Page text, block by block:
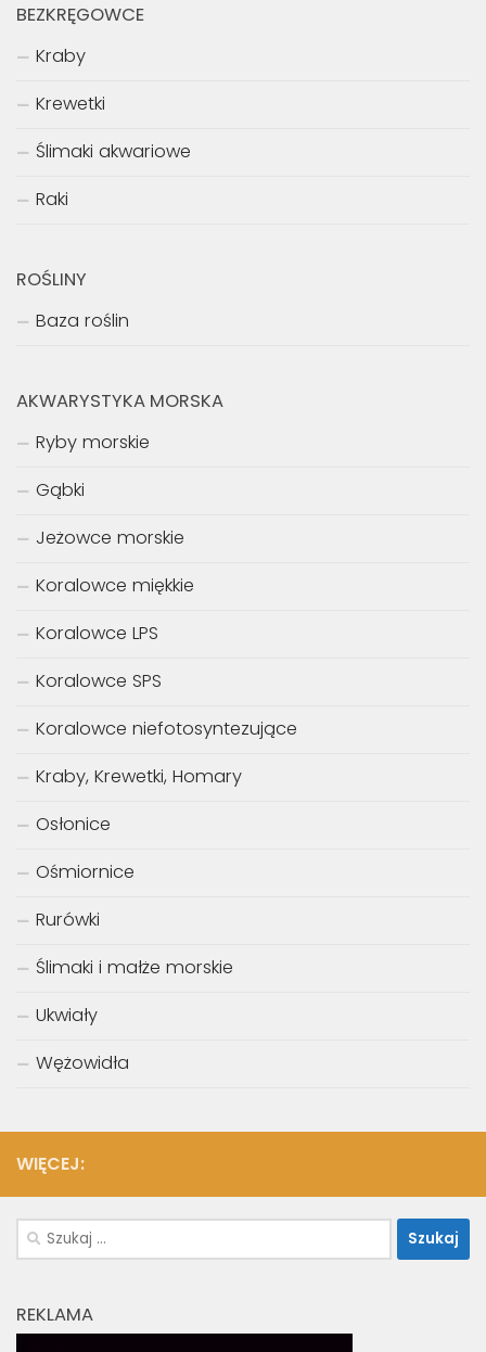
BEZKRĘGOWCE
Kraby
Krewetki
Ślimaki akwariowe
Raki
ROŚLINY
Baza roślin
AKWARYSTYKA MORSKA
Ryby morskie
Gąbki
Jeżowce morskie
Koralowce miękkie
Koralowce LPS
Koralowce SPS
Koralowce niefotosyntezujące
Kraby, Krewetki, Homary
Osłonice
Ośmiornice
Rurówki
Ślimaki i małże morskie
Ukwiały
Wężowidła
WIĘCEJ:
Szukaj:
REKLAMA